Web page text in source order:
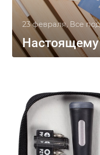
23 февраля, Все